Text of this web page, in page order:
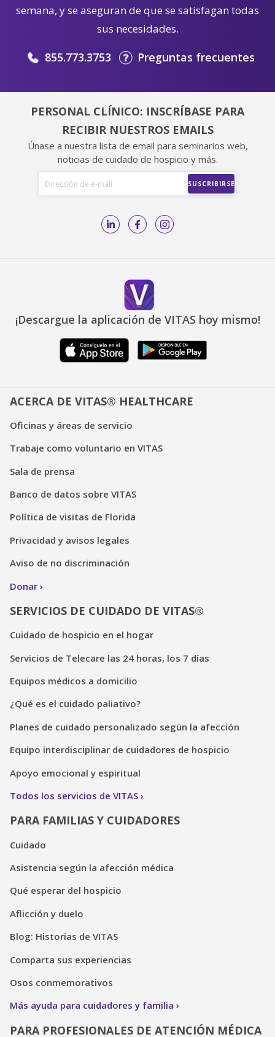
semana, y se aseguran de que se satisfagan todas
sus necesidades.
855.773.3753 Preguntas frecuentes
PERSONAL CLÍNICO: INSCRÍBASE PARA
RECIBIR NUESTROS EMAILS
Únase a nuestra lista de email para seminarios web,
noticias de cuidado de hospicio y más.
¡Descargue la aplicación de VITAS hoy mismo!
ACERCA DE VITAS® HEALTHCARE
Oficinas y áreas de servicio
Trabaje como voluntario en VITAS
Sala de prensa
Banco de datos sobre VITAS
Política de visitas de Florida
Privacidad y avisos legales
Aviso de no discriminación
Donar
SERVICIOS DE CUIDADO DE VITAS®
Cuidado de hospicio en el hogar
Servicios de Telecare las 24 horas, los 7 días
Equipos médicos a domicilio
¿Qué es el cuidado paliativo?
Planes de cuidado personalizado según la afección
Equipo interdisciplinar de cuidadores de hospicio
Apoyo emocional y espiritual
Todos los servicios de VITAS
PARA FAMILIAS Y CUIDADORES
Cuidado
Asistencia según la afección médica
Qué esperar del hospicio
Aflicción y duelo
Blog: Historias de VITAS
Comparta sus experiencias
Osos conmemorativos
Más ayuda para cuidadores y familia
PARA PROFESIONALES DE ATENCIÓN MÉDICA